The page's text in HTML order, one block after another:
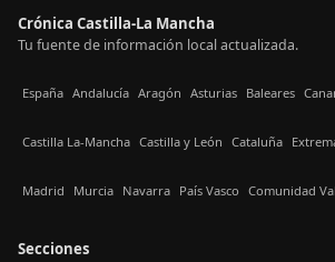
Crónica Castilla-La Mancha
Tu fuente de información local actualizada.
España Andalucía Aragón Asturias Baleares
Castilla La-Mancha Castilla y León Cataluña
Madrid Murcia Navarra País Vasco Comunidad
Secciones